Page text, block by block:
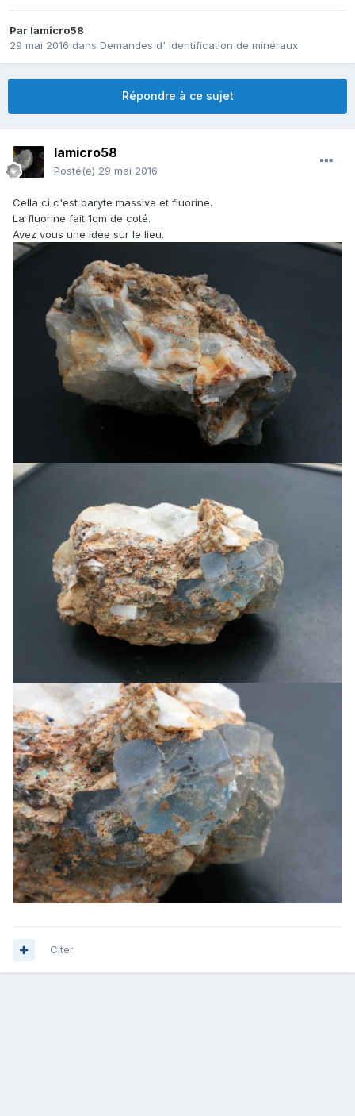
Par lamicro58
29 mai 2016 dans Demandes d' identification de minéraux
Répondre à ce sujet
lamicro58
Posté(e) 29 mai 2016
Cella ci c'est baryte massive et fluorine.
La fluorine fait 1cm de coté.
Avez vous une idée sur le lieu.
Citer